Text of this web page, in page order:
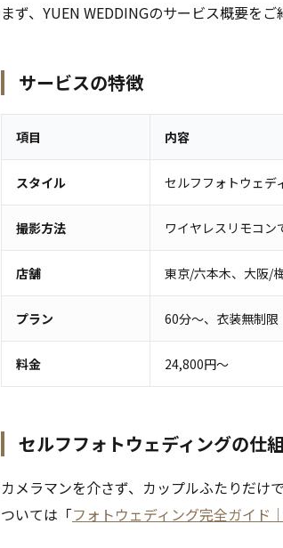
まず、YUEN WEDDINGのサービス概要をご
サービスの特徴
項目 内容
スタイル セルフフォトウェデ
撮影方法 ワイヤレスリモコ
店舗 東京/六本木、大阪/
プラン 60分〜、衣装無制限
料金 24,800円〜
セルフフォトウェディングの仕
カメラマンを介さず、カップルふたりだけ
ついては「フォトウェディング完全ガイド